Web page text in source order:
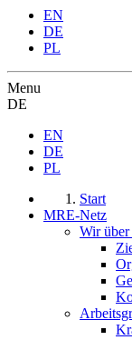
EN
DE
PL
Menu
DE
EN
DE
PL
Start
MRE-Netz
Wir über